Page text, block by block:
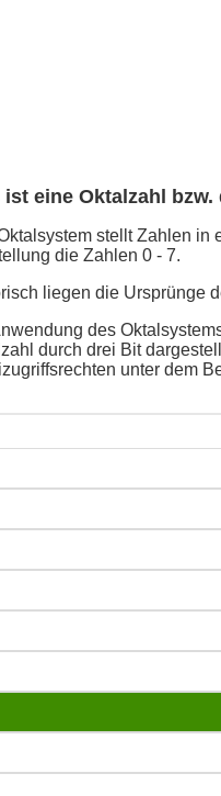
ist eine Oktalzahl
stellt Zahlen in
die Zahlen 0 - 7.
liegen die Ursprünge
des
durch drei Bit
unter dem